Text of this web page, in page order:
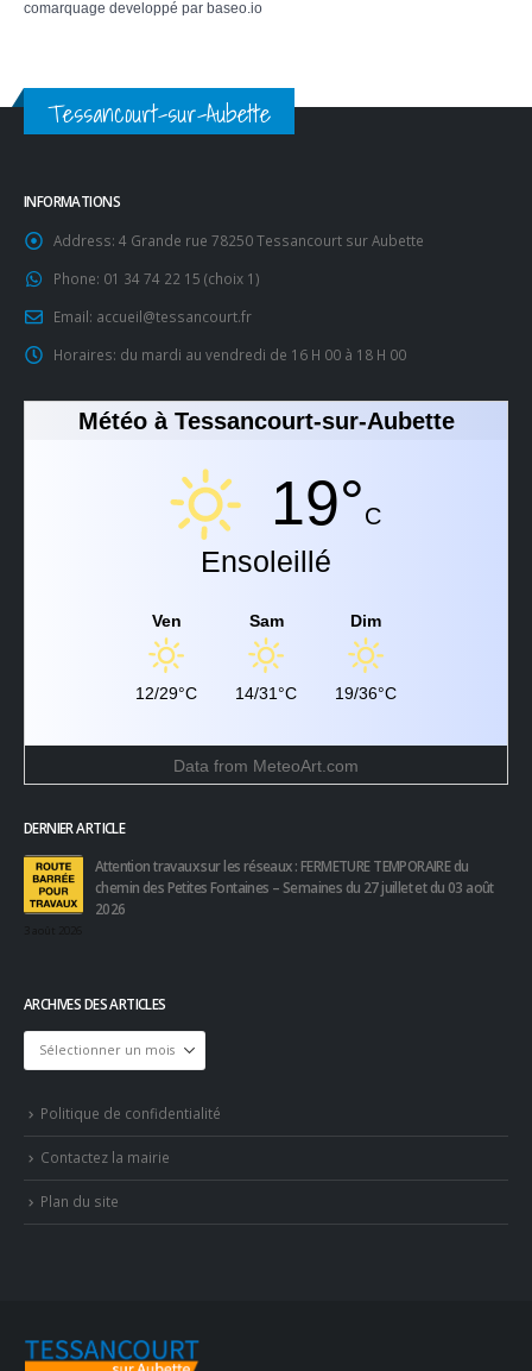
comarquage developpé par baseo.io
Tessancourt-sur-Aubette
INFORMATIONS
Address: 4 Grande rue 78250 Tessancourt sur Aubette
Phone: 01 34 74 22 15 (choix 1)
Email: accueil@tessancourt.fr
Horaires: du mardi au vendredi de 16 H 00 à 18 H 00
Météo à Tessancourt-sur-Aubette
19°C
Ensoleillé
Ven
12/29°C
Sam
14/31°C
Dim
19/36°C
Data from MeteoArt.com
DERNIER ARTICLE
Attention travaux sur les réseaux : FERMETURE TEMPORAIRE du
chemin des Petites Fontaines – Semaines du 27 juillet et du 03 août
2026
ARCHIVES DES ARTICLES
Archives
des
Politique de confidentialité
Contactez la mairie
Plan du site